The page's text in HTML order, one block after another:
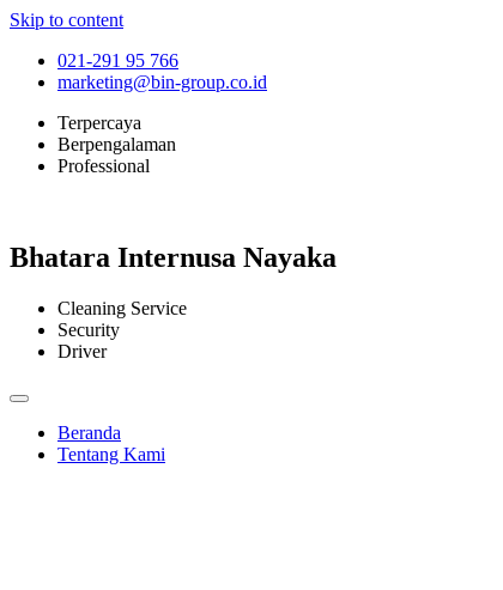
Skip to content
021-291 95 766
marketing@bin-group.co.id
Terpercaya
Berpengalaman
Professional
Bhatara Internusa Nayaka
Cleaning Service
Security
Driver
Beranda
Tentang Kami